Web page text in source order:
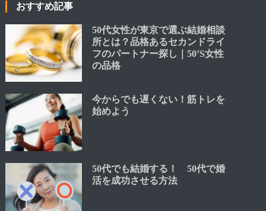
おすすめ記事
50代女性が東京で選ぶ結婚相談
所とは？品格あるセカンドライ
フのパートナー探し｜50’S女性
の品格
今からでも遅くない！筋トレを
始めよう
50代でも結婚する！ 50代で婚
活を成功させる方法